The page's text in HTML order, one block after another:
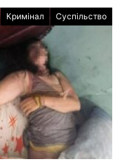
Кримінал Суспільство